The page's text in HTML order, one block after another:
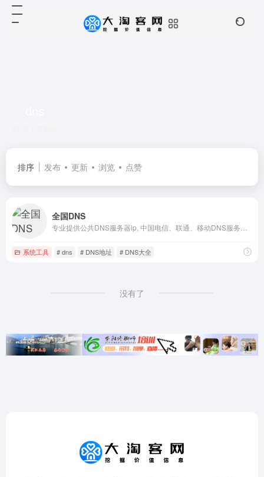
排序 发布 更新 浏览 点赞
全国DNS
系统工具 # dns # DNS地址 # DNS大全
没有了